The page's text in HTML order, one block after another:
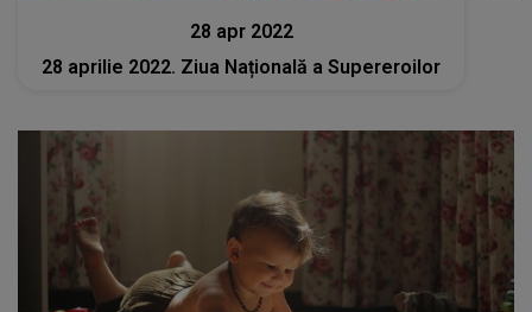
28 apr 2022
28 aprilie 2022. Ziua Națională a Supereroilor